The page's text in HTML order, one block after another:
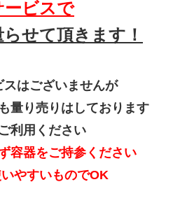
ービスで
らせて頂きます！
はございませんが
量り売りはしております
利用ください
容器をご持参ください
やすいものでOK